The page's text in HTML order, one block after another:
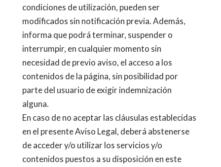
condiciones de utilización, pueden ser
modificados sin notificación previa. Además,
informa que podrá terminar, suspender o
interrumpir, en cualquier momento sin
necesidad de previo aviso, el acceso a los
contenidos de la página, sin posibilidad por
parte del usuario de exigir indemnización
alguna.
En caso de no aceptar las cláusulas establecidas
en el presente Aviso Legal, deberá abstenerse
de acceder y/o utilizar los servicios y/o
contenidos puestos a su disposición en este